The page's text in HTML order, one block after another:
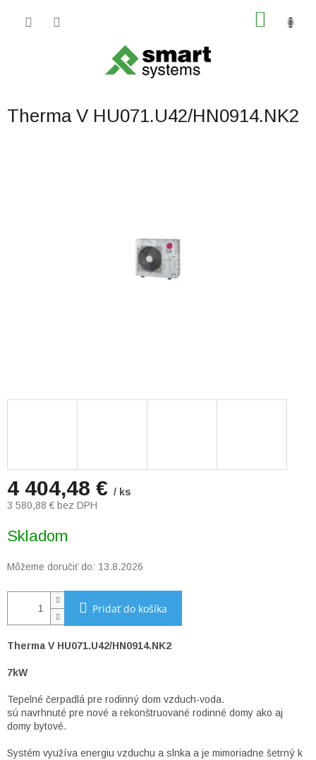
Therma V HU071.U42/HN0914.NK2
4 404,48 € / ks
3 580,88 € bez DPH
cena:
Skladom
Môžeme doručiť do: 13.8.2026
Pridať do košíka
Therma V HU071.U42/HN0914.NK2
7kW
Tepelné čerpadlá pre rodinný dom vzduch-voda.
sú navrhnuté pre nové a rekonštruované rodinné domy ako aj
domy bytové.
Systém využíva energiu vzduchu a slnka a je mimoriadne šetrný k